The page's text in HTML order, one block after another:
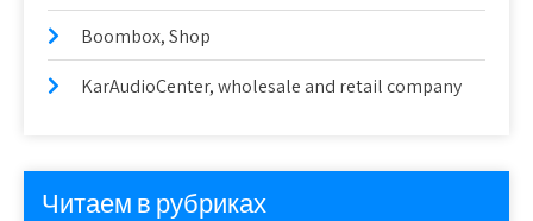
Boombox, Shop
KarAudioCenter, wholesale and retail company
Читаем в рубриках